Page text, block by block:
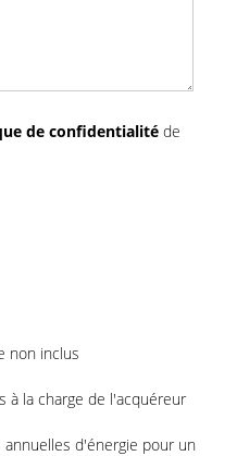
de confidentialité de
non inclus
à la charge de l'acquéreur
d'énergie pour un